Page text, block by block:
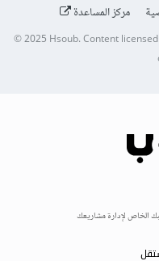
مركز المساعدة
© 2025Hsoub.Content